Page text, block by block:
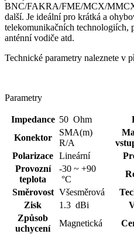
BNC/FAKRA/FME/MCX/
další. Je ideální pro krátká a
telekomunikačních technologiích,
anténní vodiče atd.
Technické parametry naleznete v
Parametry
Impedance 50 Ohm
Konektor
SMA(m)
R/A
Polarizace Lineární
Provozní
teplota
-30 ~ +90
°C
Směrovost Všesměrová
Zisk
1.3 dBi
Způsob
uchycení
Magnetická